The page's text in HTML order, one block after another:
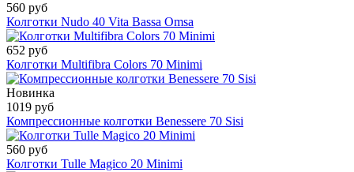
560 руб
Колготки Nudo 40 Vita Bassa Omsa
652 руб
Колготки Multifibra Colors 70 Minimi
Новинка
1019 руб
Компрессионные колготки Benessere 70 Sisi
560 руб
Колготки Tulle Magico 20 Minimi